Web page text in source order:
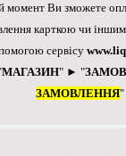
момент Ви зможете
карткою чи
сервісу
МАГАЗИН" ► "
ЗАМОВЛЕННЯ"